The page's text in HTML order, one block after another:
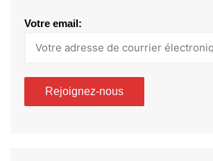
Votre email: